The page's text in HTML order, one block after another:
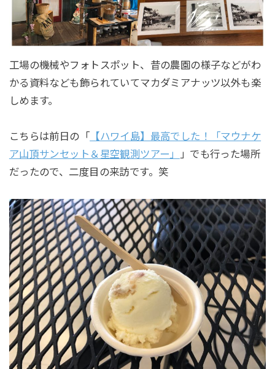
工場の機械やフォトスポット、昔の農園の様子などがわ
かる資料なども飾られていてマカダミアナッツ以外も楽
しめます。
こちらは前日の「 【ハワイ島】最高でした！「マウナケ
ア山頂サンセット＆星空観測ツアー」
」でも行った場所
だったので、二度目の来訪です。笑